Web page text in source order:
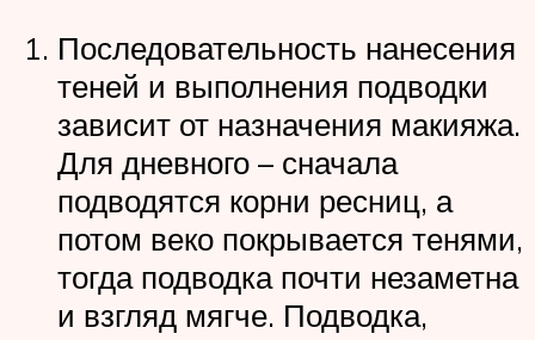
Последовательность нанесения
теней и выполнения подводки
зависит от назначения макияжа.
Для дневного – сначала
подводятся корни ресниц, а
потом веко покрывается тенями,
тогда подводка почти незаметна
и взгляд мягче. Подводка,